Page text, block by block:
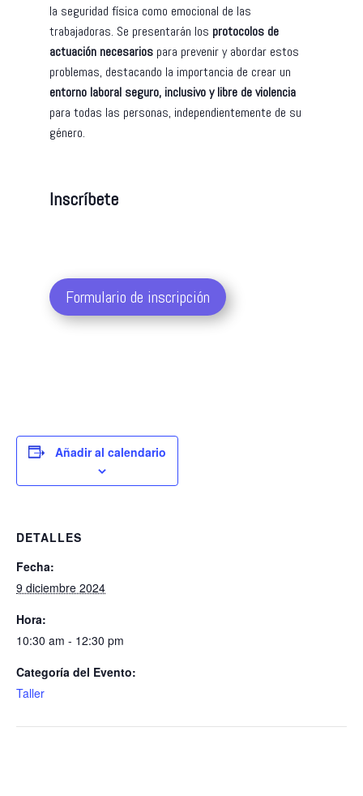
la seguridad física como emocional de las
trabajadoras. Se presentarán los protocolos de
actuación necesariospara prevenir y abordar estos
problemas, destacando la importancia de crear un
entorno laboral seguro, inclusivo y libre de violencia
para todas las personas, independientemente de su
género.
Inscríbete
Formulario de inscripción
Añadir al calendario
DETALLES
Fecha:
9 diciembre 2024
Hora:
10:30 am - 12:30 pm
Categoría del Evento:
Taller